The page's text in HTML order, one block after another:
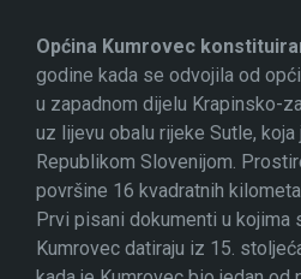
Općina Kumrovec
godine kada se odvojila od
u zapadnom dijelu Krapinsko-
uz lijevu obalu rijeke Sutle,
Republikom Slovenijom.
površine 16 kvadratnih
Prvi pisani dokumenti u kojima
Kumrovec datiraju iz 15.